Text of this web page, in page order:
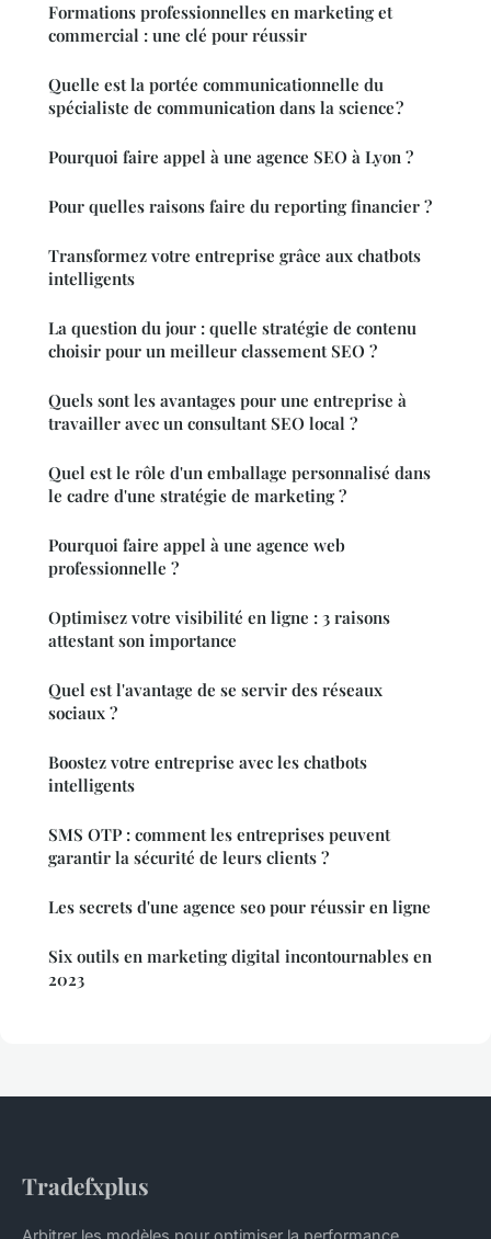
Formations professionnelles en marketing et
commercial : une clé pour réussir
Quelle est la portée communicationnelle du
spécialiste de communication dans la science ?
Pourquoi faire appel à une agence SEO à Lyon ?
Pour quelles raisons faire du reporting financier ?
Transformez votre entreprise grâce aux chatbots
intelligents
La question du jour : quelle stratégie de contenu
choisir pour un meilleur classement SEO ?
Quels sont les avantages pour une entreprise à
travailler avec un consultant SEO local ?
Quel est le rôle d'un emballage personnalisé dans
le cadre d'une stratégie de marketing ?
Pourquoi faire appel à une agence web
professionnelle ?
Optimisez votre visibilité en ligne : 3 raisons
attestant son importance
Quel est l'avantage de se servir des réseaux
sociaux ?
Boostez votre entreprise avec les chatbots
intelligents
SMS OTP : comment les entreprises peuvent
garantir la sécurité de leurs clients ?
Les secrets d'une agence seo pour réussir en ligne
Six outils en marketing digital incontournables en
2023
Tradefxplus
Arbitrer les modèles pour optimiser la performance.